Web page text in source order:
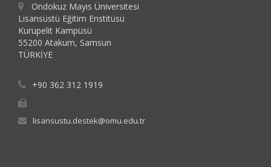
Ondokuz Mayıs Üniversitesi
Lisansüstü Eğitim Enstitüsü
Kurupelit Kampüsü
55200 Atakum, Samsun
TÜRKİYE
+90 362 312 1919
lisansustu.destek@omu.edu.tr